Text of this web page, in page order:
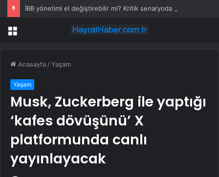
Menü
Anasayfa /Yaşam
Yaşam
Musk, Zuckerberg ile yaptığı
‘kafes dövüşünü’ X
platformunda canlı
yayınlayacak